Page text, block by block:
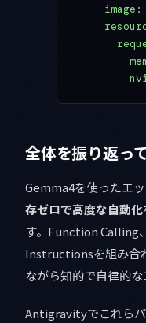
    image
:
全体を振り返っ
Gemma4を使ったエ
存ゼロで高度な自動
す。Function Calling
Instructionsを組み合
ながら知的で自律的な
Antigravityでこれら